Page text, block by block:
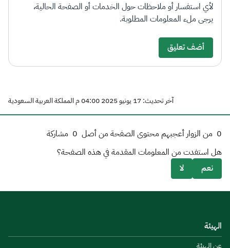
لأي استفسار أو ملاحظات حول الخدمات أو الصفحة الحالية،
يرجى ملء المعلومات المطلوبة.
أضف تعليق
آخر تحديث: 17 يونيو 2025 04:00 م المملكة العربية السعودية
0 من الزوار أعجبهم محتوى الصفحة من أصل 0 مشاركة
هل استفدت من المعلومات المقدمة في هذه الصفحة؟
نعم
لا
الهيئة
عن الهيئة